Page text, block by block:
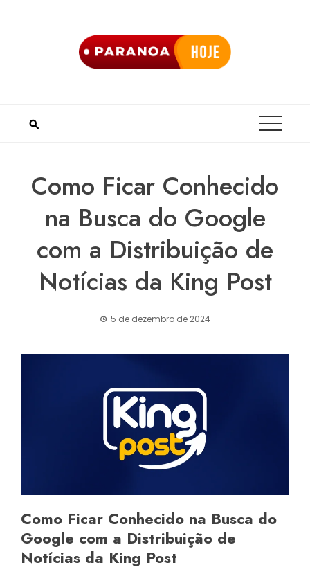
Como Ficar Conhecido
na Busca do Google
com a Distribuição de
Notícias da King Post
5 de dezembro de 2024
Como Ficar Conhecido na Busca do
Google com a Distribuição de
Notícias da King Post